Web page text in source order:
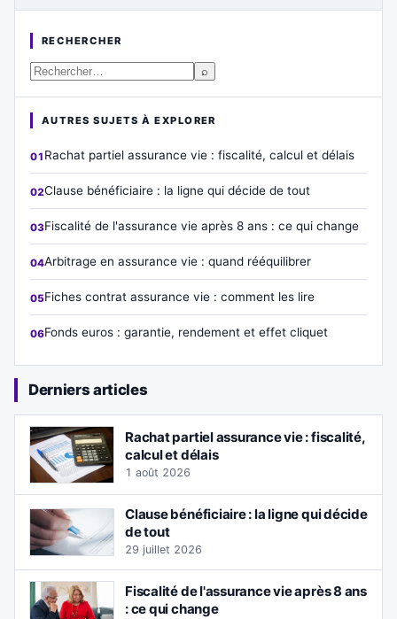
RECHERCHER
⌕
AUTRES SUJETS À EXPLORER
Rachat partiel assurance vie : fiscalité, calcul et délais
Clause bénéficiaire : la ligne qui décide de tout
Fiscalité de l'assurance vie après 8 ans : ce qui change
Arbitrage en assurance vie : quand rééquilibrer
Fiches contrat assurance vie : comment les lire
Fonds euros : garantie, rendement et effet cliquet
Derniers articles
Rachat partiel assurance vie : fiscalité,
calcul et délais
1 août 2026
Clause bénéficiaire : la ligne qui décide
de tout
29 juillet 2026
Fiscalité de l'assurance vie après 8 ans
: ce qui change